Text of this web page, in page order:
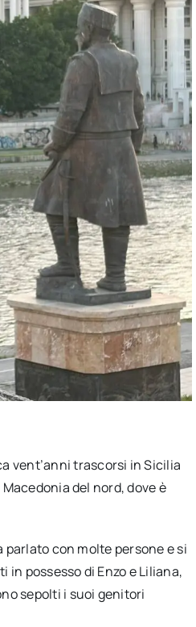
vent’anni trascorsi in Sicilia
del nord, dove è
con molte persone e si
possesso di Enzo e Liliana,
sepolti i suoi genitori